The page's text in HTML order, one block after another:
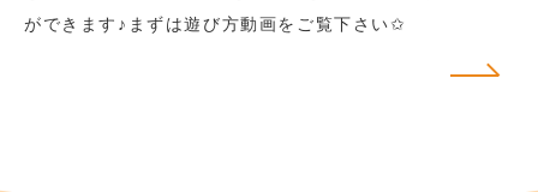
ができます♪まずは遊び方動画をご覧下さい✩